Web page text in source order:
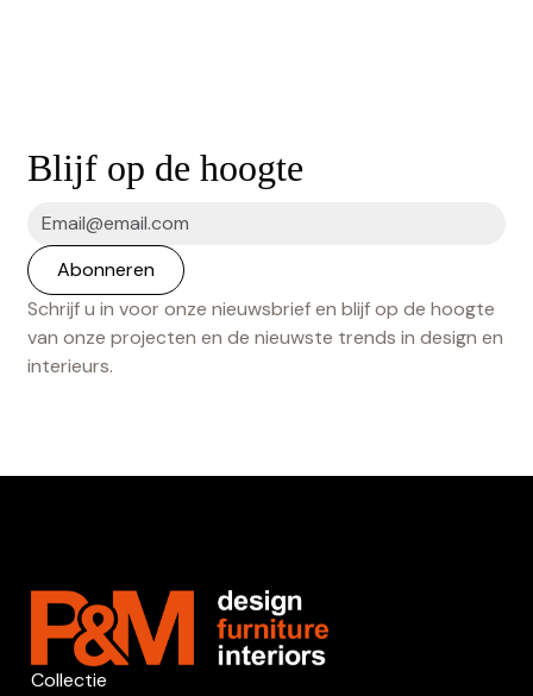
Blijf op de hoogte
Schrijf u in voor onze nieuwsbrief en blijf op de hoogte
van onze projecten en de nieuwste trends in design en
interieurs.
Collectie